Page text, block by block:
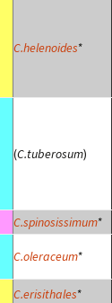
C.helenoides*
(C.tuberosum)
C.spinosissimum*
C.oleraceum*
C.erisithales*